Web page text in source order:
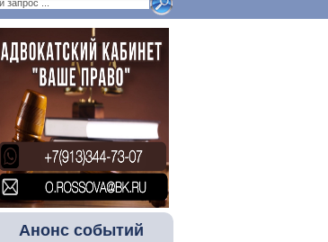
Анонс событий